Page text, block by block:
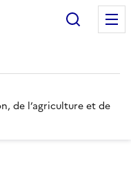
de l’agriculture et de